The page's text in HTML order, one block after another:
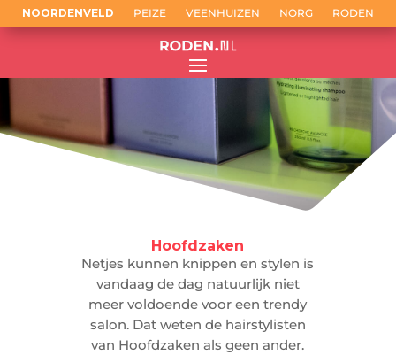
NOORDENVELD PEIZE VEENHUIZEN NORG RODEN
Hoofdzaken
Netjes kunnen knippen en stylen is
vandaag de dag natuurlijk niet
meer voldoende voor een trendy
salon. Dat weten de hairstylisten
van Hoofdzaken als geen ander.